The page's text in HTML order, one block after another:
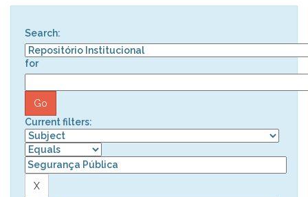
Search:
for
Current filters: